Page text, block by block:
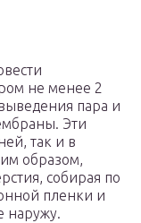
не менее 2
пара и
Эти
так и в
образом,
собирая по
пленки и
наружу.